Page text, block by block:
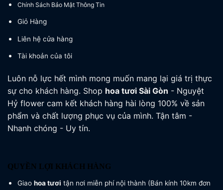
Chính Sách Bảo Mật Thông Tin
Giỏ Hàng
Liên hệ cửa hàng
Tài khoản của tôi
Luôn nỗ lực hết mình mong muốn mang lại giá trị thực
sự cho khách hàng. Shop hoa tươi Sài Gòn - Nguyệt
Hỷ flower cam kết khách hàng hài lòng 100% về sản
phẩm và chất lượng phục vụ của mình. Tận tâm -
Nhanh chóng - Uy tín.
QUYỀN LỢI KHÁCH HÀNG
Giao hoa tươi tận nơi miễn phí nội thành (Bán kính 10km đơn